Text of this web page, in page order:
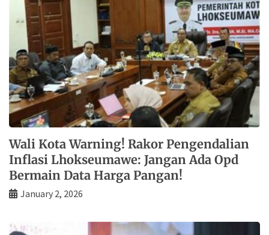
Wali Kota Warning! Rakor Pengendalian
Inflasi Lhokseumawe: Jangan Ada Opd
Bermain Data Harga Pangan!
January 2, 2026